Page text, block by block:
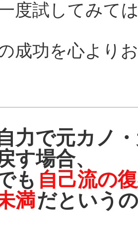
度試してみて
成功を心より
力で元カノ
す場合、
も 自己流の
満だという